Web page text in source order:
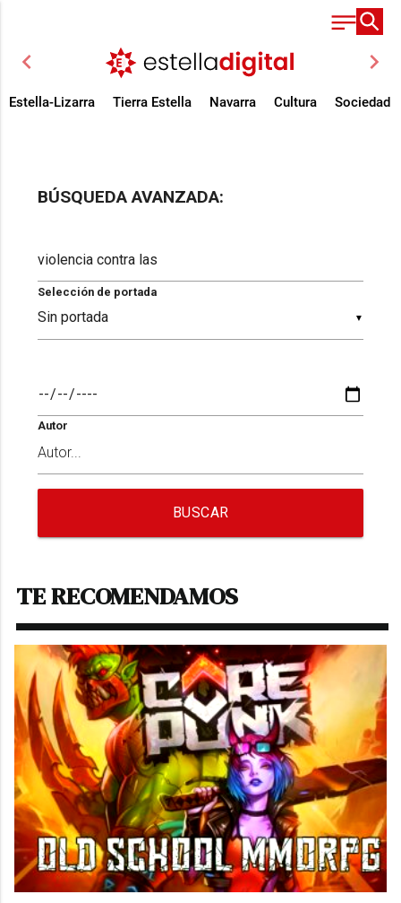
chevron_left chevron_right
Estella-Lizarra Tierra Estella Navarra Cultura Sociedad
BÚSQUEDA AVANZADA:
▼
Selección de portada
Autor
BUSCAR
TE RECOMENDAMOS